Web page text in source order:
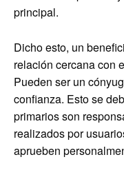
principal.
Dicho esto, un
relación cercana con
Pueden ser un
confianza. Esto se
primarios son
realizados por
aprueben